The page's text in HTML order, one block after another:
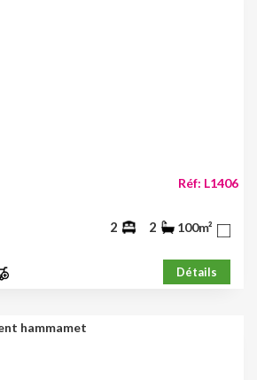
Réf: L1406
2 2 100m²
Détails